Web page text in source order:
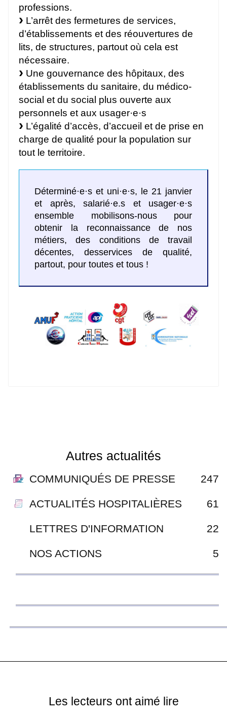
professions.
L’arrêt des fermetures de services,
d’établissements et des réouvertures de
lits, de structures, partout où cela est
nécessaire.
Une gouvernance des hôpitaux, des
établissements du sanitaire, du médico-
social et du social plus ouverte aux
personnels et aux usager·e·s
L’égalité d’accès, d’accueil et de prise en
charge de qualité pour la population sur
tout le territoire.
Déterminé·e·s et uni·e·s, le 21 janvier
et après, salarié·e.s et usager·e·s
ensemble mobilisons-nous pour
obtenir la reconnaissance de nos
métiers, des conditions de travail
décentes, desservices de qualité,
partout, pour toutes et tous !
Autres actualités
COMMUNIQUÉS DE PRESSE 247
ACTUALITÉS HOSPITALIÈRES 61
LETTRES D'INFORMATION 22
NOS ACTIONS 5
Les lecteurs ont aimé lire